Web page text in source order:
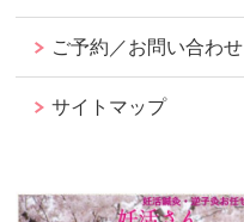
ご予約／お問い合わせ
サイトマップ